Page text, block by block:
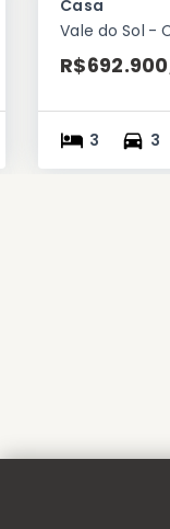
Casa
Vale do Sol -
3 3